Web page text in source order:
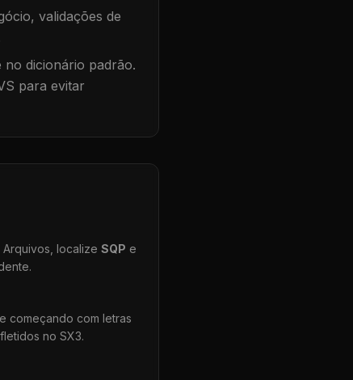
validações de
dicionário padrão.
para evitar
localize SQP e
começando com letras
no SX3.